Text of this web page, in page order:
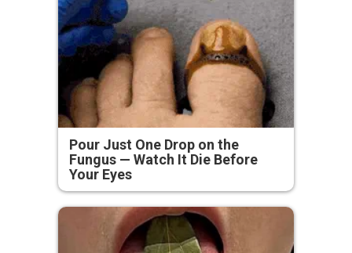
Pour Just One Drop on the
Fungus — Watch It Die Before
Your Eyes